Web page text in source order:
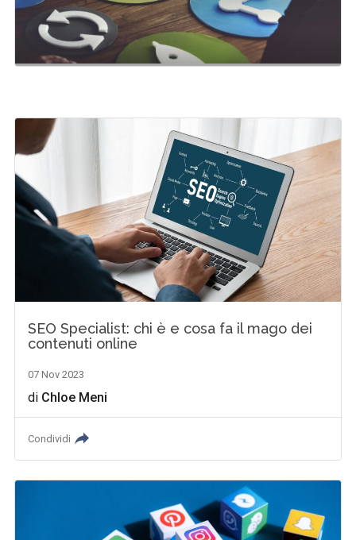
SEO Specialist: chi è e cosa fa il mago dei
contenuti online
07 Nov 2023
di Chloe Meni
Condividi